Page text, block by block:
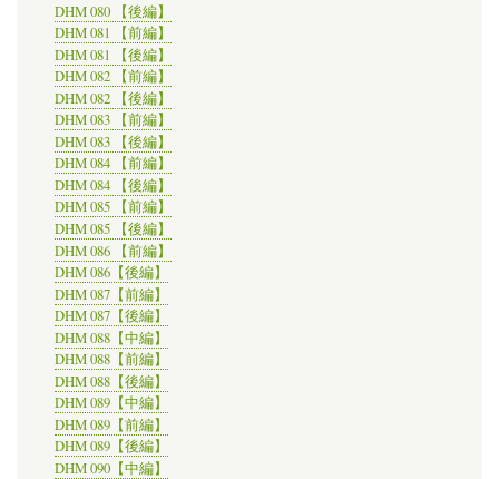
DHM 080 【後編】
DHM 081 【前編】
DHM 081 【後編】
DHM 082 【前編】
DHM 082 【後編】
DHM 083 【前編】
DHM 083 【後編】
DHM 084 【前編】
DHM 084 【後編】
DHM 085 【前編】
DHM 085 【後編】
DHM 086 【前編】
DHM 086【後編】
DHM 087【前編】
DHM 087【後編】
DHM 088【中編】
DHM 088【前編】
DHM 088【後編】
DHM 089【中編】
DHM 089【前編】
DHM 089【後編】
DHM 090【中編】